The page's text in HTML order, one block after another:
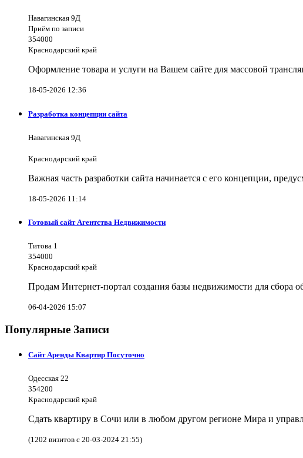
Навагинская 9Д
Приём по записи
354000
Краснодарский край
Оформление товара и услуги на Вашем сайте для массовой
18-05-2026 12:36
Разработка концепции сайта
Навагинская 9Д
Краснодарский край
Важная часть разработки сайта начинается с его концепции,
18-05-2026 11:14
Готовый сайт Агентства Недвижимости
Титова 1
354000
Краснодарский край
Продам Интернет-портал создания базы недвижимости для
06-04-2026 15:07
Популярные Записи
Сайт Аренды Квартир Посуточно
Одесская 22
354200
Краснодарский край
Сдать квартиру в Сочи или в любом другом регионе Мира и
(1202 визитов с 20-03-2024 21:55)